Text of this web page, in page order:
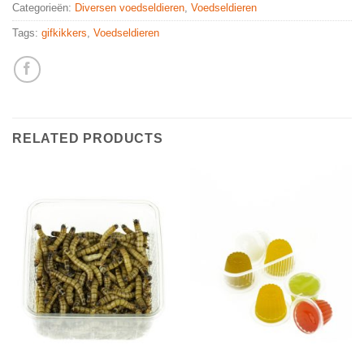
Categorieën: Diversen voedseldieren Voedseldieren
Tags: gifkikkers Voedseldieren
RELATED PRODUCTS